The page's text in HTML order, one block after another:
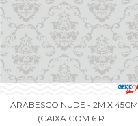
ARABESCO NUDE - 2M X 45CM
(CAIXA COM 6 R...